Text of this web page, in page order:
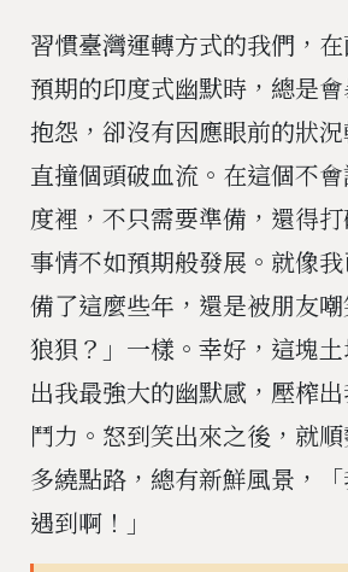
習慣臺灣運轉方式的我們，
預期的印度式幽默時，總是
抱怨，卻沒有因應眼前的狀
直撞個頭破血流。在這個不
度裡，不只需要準備，還得
事情不如預期般發展。就像
備了這麼些年，還是被朋友
狼狽？」一樣。幸好，這塊
出我最強大的幽默感，壓榨
鬥力。怒到笑出來之後，就順
多繞點路，總有新鮮風景，
遇到啊！」